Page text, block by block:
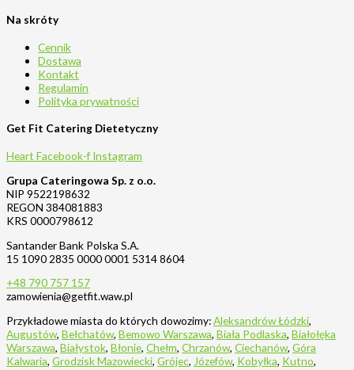
Na skróty
Cennik
Dostawa
Kontakt
Regulamin
Polityka prywatności
Get Fit Catering Dietetyczny
Heart Facebook-f Instagram
Grupa Cateringowa Sp. z o.o.
NIP 9522198632
REGON 384081883
KRS 0000798612
Santander Bank Polska S.A.
15 1090 2835 0000 0001 5314 8604
+48 790 757 157
zamowienia@getfit.waw.pl
Przykładowe miasta do których dowozimy:Aleksandrów Łódzki,
Augustów, Bełchatów, Bemowo Warszawa, Biała Podlaska, Białołęka
Warszawa, Białystok, Błonie, Chełm, Chrzanów, Ciechanów, Góra
Kalwaria, Grodzisk Mazowiecki, Grójec, Józefów, Kobyłka, Kutno,